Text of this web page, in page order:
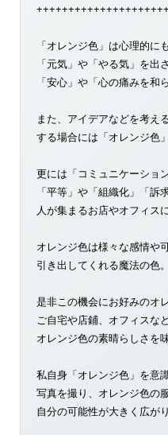
「オレンジ色」は心理的にも
「元気」や「やる気」を出
「安心」や「心の痛みを和
また、アイデアなどを考え
する場合には「オレンジ色
更には「コミュニケーショ
「平等」や「組織化」「訴
人が集まるお店やオフィス
オレンジ色は様々な感情や
引き出してくれる魔法の色。
是非この機会にお好みのオ
ご自宅や店鋪、オフィスな
オレンジ色の素晴らしさを
私自身「オレンジ色」を意
写真を撮り、オレンジ色の
自分の可能性が大きく広が